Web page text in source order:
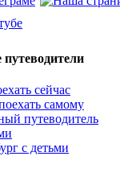
сейчас
самому
путеводитель
с детьми